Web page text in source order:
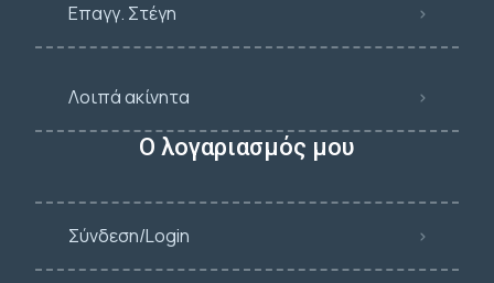
Επαγγ. Στέγη
Λοιπά ακίνητα
Ο λογαριασμός μου
Σύνδεση/Login